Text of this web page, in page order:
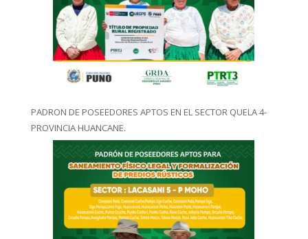
PADRON DE POSEEDORES APTOS EN EL SECTOR QUELA 4-
PROVINCIA HUANCANE.